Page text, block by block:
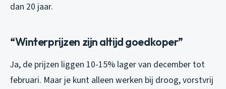
dan 20 jaar.
“Winterprijzen zijn altijd goedkoper”
Ja, de prijzen liggen 10-15% lager van december tot
februari. Maar je kunt alleen werken bij droog, vorstvrij